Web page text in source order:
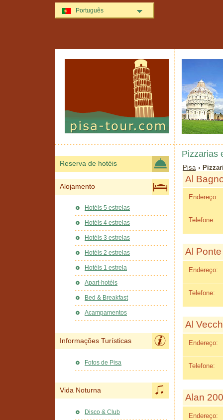
Pizzarias
Pisa ›
Al
Endereço:
Telefone:
Al Ponte
Endereço:
Telefone:
Al
Endereço:
Telefone:
Alan
Endereço:
Reserva de hotéis
Alojamento
Hotéis 5 estrelas
Hotéis 4 estrelas
Hotéis 3 estrelas
Hotéis 2 estrelas
Hotéis 1 estrela
Apart-hotéis
Bed & Breakfast
Acampamentos
Informações Turísticas
Fotos de Pisa
Vida Noturna
Disco & Club
Português